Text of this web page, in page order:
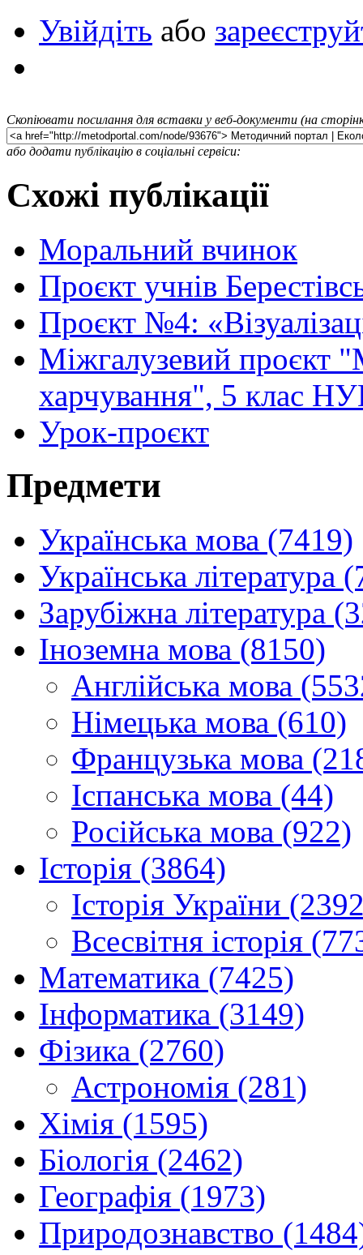
Увійдіть або
Скопіювати посилання для вставки у веб-документи (на
або додати публікацію в соціальні сервіси:
Схожі публікації
Моральний вчинок
Проєкт учнів
Проєкт №4:
Міжгалузевий проєкт
харчування", 5 клас
Урок-проєкт
Предмети
Українська мова (7419)
Українська література
Зарубіжна література
Іноземна мова (8150)
Англійська мова
Німецька мова (610)
Французька мова
Іспанська мова (44)
Російська мова (922)
Історія (3864)
Історія України
Всесвітня історія
Математика (7425)
Інформатика (3149)
Фізика (2760)
Астрономія (281)
Хімія (1595)
Біологія (2462)
Географія (1973)
Природознавство